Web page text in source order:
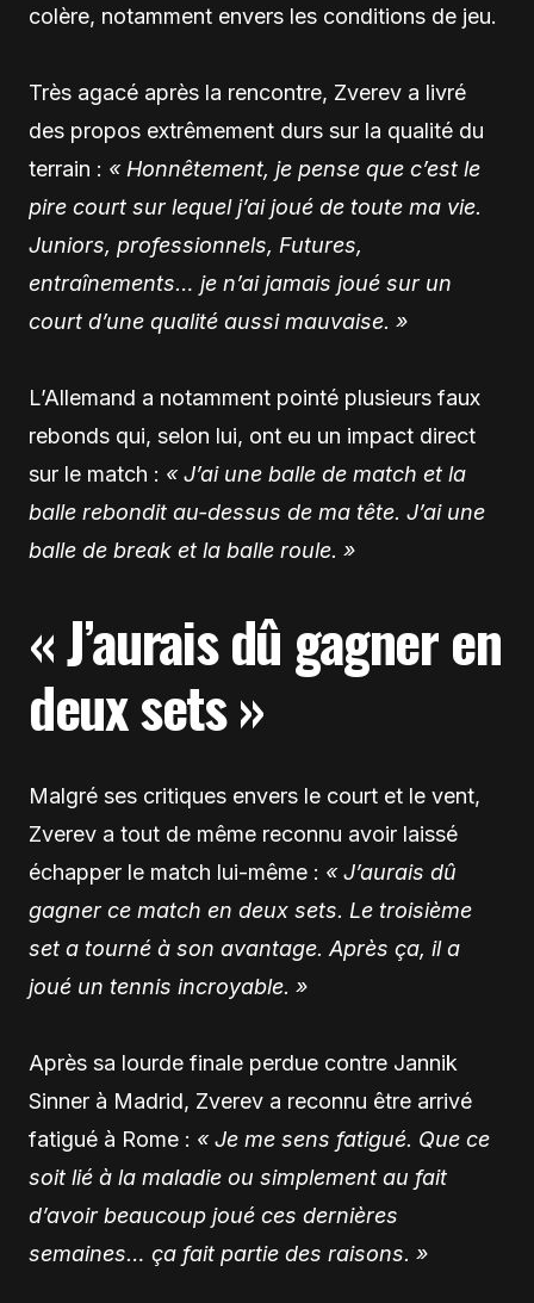
colère, notamment envers les conditions de jeu.
Très agacé après la rencontre, Zverev a livré
des propos extrêmement durs sur la qualité du
terrain : « Honnêtement, je pense que c’est le
pire court sur lequel j’ai joué de toute ma vie.
Juniors, professionnels, Futures,
entraînements… je n’ai jamais joué sur un
court d’une qualité aussi mauvaise. »
L’Allemand a notamment pointé plusieurs faux
rebonds qui, selon lui, ont eu un impact direct
sur le match : « J’ai une balle de match et la
balle rebondit au-dessus de ma tête. J’ai une
balle de break et la balle roule. »
« J’aurais dû gagner en
deux sets »
Malgré ses critiques envers le court et le vent,
Zverev a tout de même reconnu avoir laissé
échapper le match lui-même : « J’aurais dû
gagner ce match en deux sets. Le troisième
set a tourné à son avantage. Après ça, il a
joué un tennis incroyable. »
Après sa lourde finale perdue contre Jannik
Sinner à Madrid, Zverev a reconnu être arrivé
fatigué à Rome : « Je me sens fatigué. Que ce
soit lié à la maladie ou simplement au fait
d’avoir beaucoup joué ces dernières
semaines… ça fait partie des raisons. »